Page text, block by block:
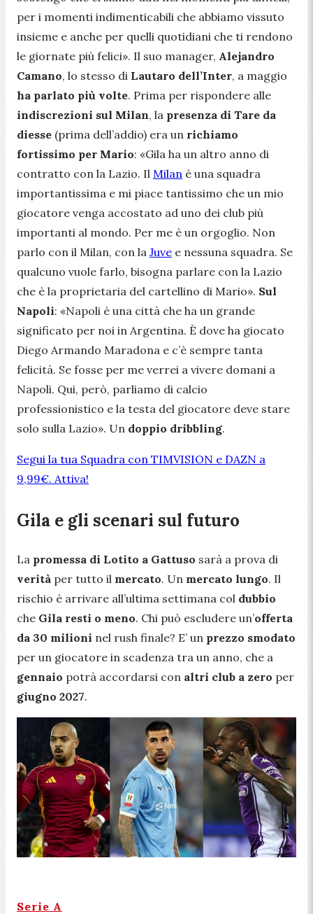
per i momenti indimenticabili che abbiamo vissuto
insieme e anche per quelli quotidiani che ti rendono
le giornate più felici». Il suo manager, Alejandro
Camano, lo stesso di Lautaro dell’Inter, a maggio
ha parlato più volte. Prima per rispondere alle
indiscrezioni sul Milan, la presenza di Tare da
diesse (prima dell’addio) era un richiamo
fortissimo per Mario: «Gila ha un altro anno di
contratto con la Lazio. Il Milan è una squadra
importantissima e mi piace tantissimo che un mio
giocatore venga accostato ad uno dei club più
importanti al mondo. Per me è un orgoglio. Non
parlo con il Milan, con la Juve e nessuna squadra. Se
qualcuno vuole farlo, bisogna parlare con la Lazio
che è la proprietaria del cartellino di Mario». Sul
Napoli: «Napoli è una città che ha un grande
significato per noi in Argentina. È dove ha giocato
Diego Armando Maradona e c’è sempre tanta
felicità. Se fosse per me verrei a vivere domani a
Napoli. Qui, però, parliamo di calcio
professionistico e la testa del giocatore deve stare
solo sulla Lazio». Un doppio dribbling.
Segui la tua Squadra con TIMVISION e DAZN a
9,99€. Attiva!
Gila e gli scenari sul futuro
La promessa di Lotito a Gattuso sarà a prova di
verità per tutto il mercato. Un mercato lungo. Il
rischio è arrivare all’ultima settimana col dubbio
che Gila resti o meno. Chi può escludere un’offerta
da 30 milioni nel rush finale? E’ un prezzo smodato
per un giocatore in scadenza tra un anno, che a
gennaio potrà accordarsi con altri club a zero per
giugno 2027.
Serie A